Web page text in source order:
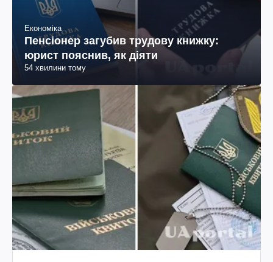
Економіка
Пенсіонер загубив трудову книжку:
юрист пояснив, як діяти
54 хвилини тому